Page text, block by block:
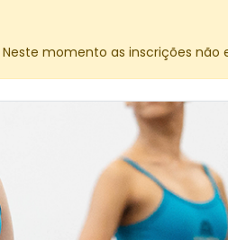
momento as inscrições não